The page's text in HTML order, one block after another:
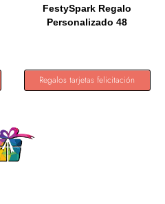
FestySpark Regalo
Personalizado 48
Regalos tarjetas felicitación